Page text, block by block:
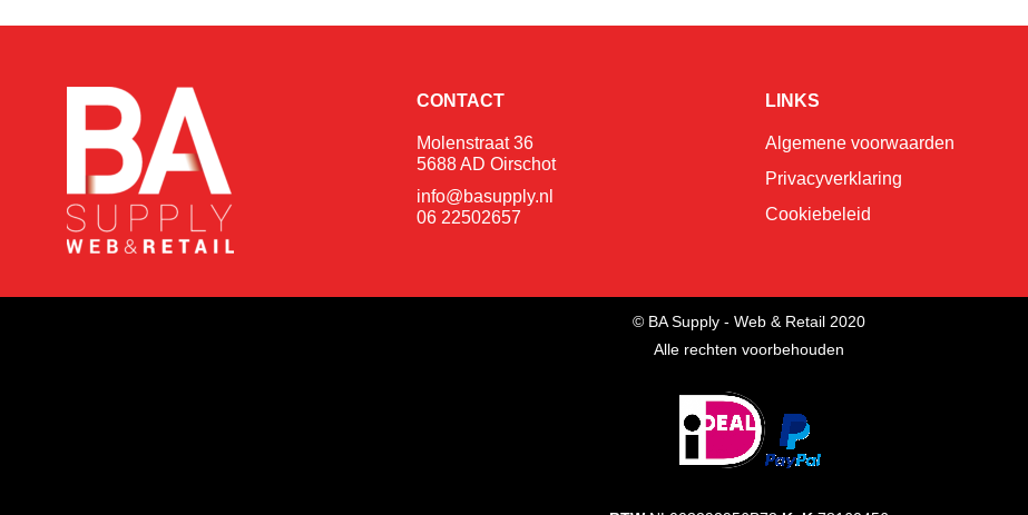
CONTACT
Molenstraat 36
5688 AD Oirschot
info@basupply.nl
06 22502657
LINKS
Algemene voorwaarden
Privacyverklaring
Cookiebeleid
© BA Supply - Web & Retail 2020
Alle rechten voorbehouden